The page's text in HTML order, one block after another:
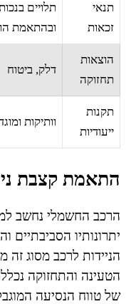
תנאי
זכאות
תלויים
ובהתאמת
הוצאות
תחזוקה
דלק, ביטוח
תקנות
ייעודיות
וותיקות
התאמת קצבת
הרכב החשמלי נחשב
יתרונותיו
הניידות לרכב מסוג זה
הטעינה והתחזוקה
של טווח הנסיעה